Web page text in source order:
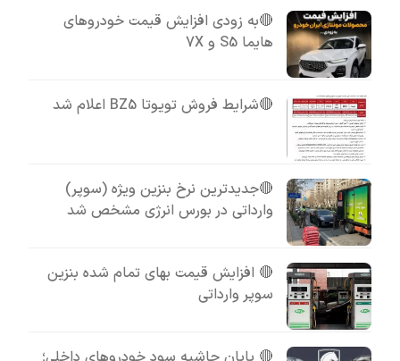
🔴به زودی افزایش قیمت خودروهای
هایما S5 و 7X
🔴شرایط فروش تویوتا BZ5 اعلام شد
🔴جدیدترین نرخ بنزین ویژه (سوپر)
وارداتی در بورس انرژی مشخص شد
🔴 افزایش قیمت بهای تمام شده بنزین
سوپر وارداتی